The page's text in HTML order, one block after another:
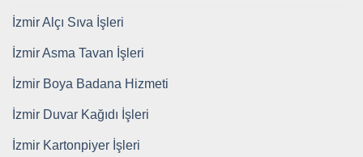
İzmir Alçı Sıva İşleri
İzmir Asma Tavan İşleri
İzmir Boya Badana Hizmeti
İzmir Duvar Kağıdı İşleri
İzmir Kartonpiyer İşleri